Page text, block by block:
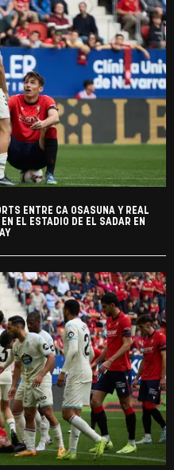
ENTRE CA OSASUNA Y REAL
EL ESTADIO DE EL SADAR EN